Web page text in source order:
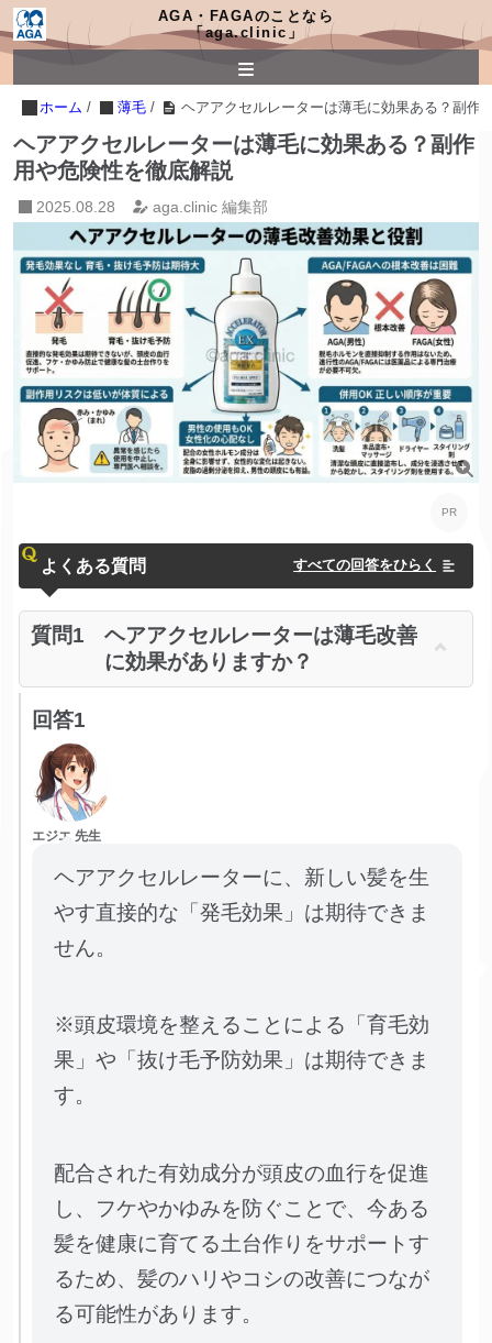
AGA・FAGAのことなら
「aga.clinic」
ホーム / 薄毛 / ヘアアクセルレーターは薄毛に効果ある？副作
ヘアアクセルレーターは薄毛に効果ある？副作
用や危険性を徹底解説
2025.08.28 aga.clinic 編集部
よくある質問 すべての回答をひらく
質問1
ヘアアクセルレーターは薄毛改善
に効果がありますか？
回答1
エジエ 先生
ヘアアクセルレーターに、新しい髪を生
やす直接的な「発毛効果」は期待できま
せん。
※頭皮環境を整えることによる「育毛効
果」や「抜け毛予防効果」は期待できま
す。
配合された有効成分が頭皮の血行を促進
し、フケやかゆみを防ぐことで、今ある
髪を健康に育てる土台作りをサポートす
るため、髪のハリやコシの改善につなが
る可能性があります。